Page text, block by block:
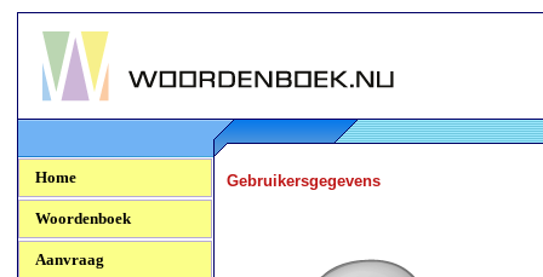
Woordenboek.NU
Home
Woordenboek
Aanvraag
Gebruikersgegevens